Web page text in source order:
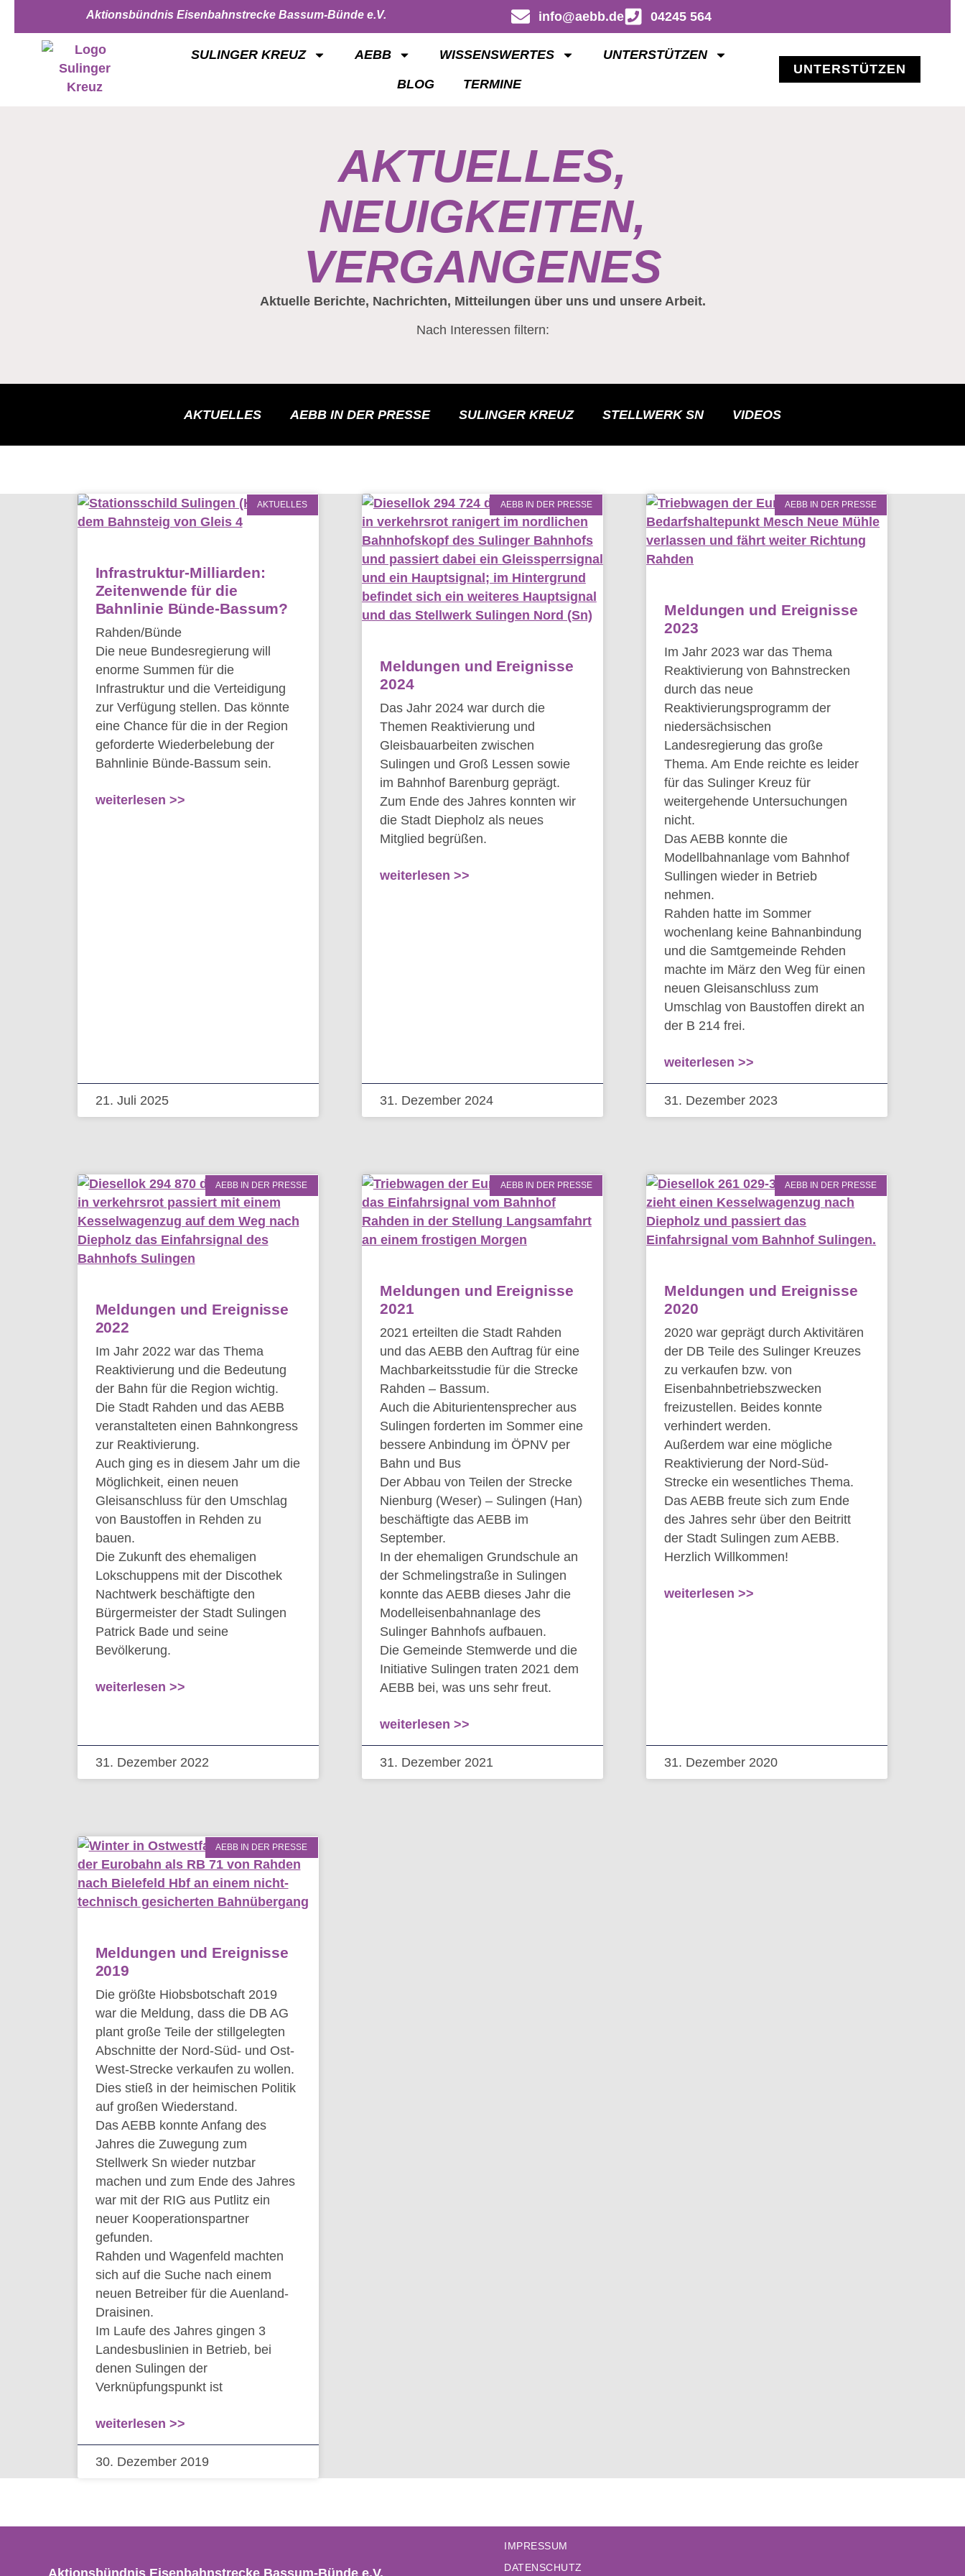
Aktionsbündnis Eisenbahnstrecke Bassum-Bünde e.V. info@aebb.de 04245 564
SULINGER KREUZ AEBB WISSENSWERTES UNTERSTÜTZEN
BLOG TERMINE
UNTERSTÜTZEN
AKTUELLES,
NEUIGKEITEN,
VERGANGENES
Aktuelle Berichte, Nachrichten, Mitteilungen über uns und unsere Arbeit.
Nach Interessen filtern:
AKTUELLES AEBB IN DER PRESSE SULINGER KREUZ STELLWERK SN VIDEOS
AKTUELLES
Infrastruktur-Milliarden:
Zeitenwende für die
Bahnlinie Bünde-Bassum?
Rahden/Bünde
Die neue Bundesregierung will
enorme Summen für die
Infrastruktur und die Verteidigung
zur Verfügung stellen. Das könnte
eine Chance für die in der Region
geforderte Wiederbelebung der
Bahnlinie Bünde-Bassum sein.
weiterlesen >>
21. Juli 2025
AEBB IN DER PRESSE
Meldungen und Ereignisse
2024
Das Jahr 2024 war durch die
Themen Reaktivierung und
Gleisbauarbeiten zwischen
Sulingen und Groß Lessen sowie
im Bahnhof Barenburg geprägt.
Zum Ende des Jahres konnten wir
die Stadt Diepholz als neues
Mitglied begrüßen.
weiterlesen >>
31. Dezember 2024
AEBB IN DER PRESSE
Meldungen und Ereignisse
2023
Im Jahr 2023 war das Thema
Reaktivierung von Bahnstrecken
durch das neue
Reaktivierungsprogramm der
niedersächsischen
Landesregierung das große
Thema. Am Ende reichte es leider
für das Sulinger Kreuz für
weitergehende Untersuchungen
nicht.
Das AEBB konnte die
Modellbahnanlage vom Bahnhof
Sullingen wieder in Betrieb
nehmen.
Rahden hatte im Sommer
wochenlang keine Bahnanbindung
und die Samtgemeinde Rehden
machte im März den Weg für einen
neuen Gleisanschluss zum
Umschlag von Baustoffen direkt an
der B 214 frei.
weiterlesen >>
31. Dezember 2023
AEBB IN DER PRESSE
Meldungen und Ereignisse
2022
Im Jahr 2022 war das Thema
Reaktivierung und die Bedeutung
der Bahn für die Region wichtig.
Die Stadt Rahden und das AEBB
veranstalteten einen Bahnkongress
zur Reaktivierung.
Auch ging es in diesem Jahr um die
Möglichkeit, einen neuen
Gleisanschluss für den Umschlag
von Baustoffen in Rehden zu
bauen.
Die Zukunft des ehemaligen
Lokschuppens mit der Discothek
Nachtwerk beschäftigte den
Bürgermeister der Stadt Sulingen
Patrick Bade und seine
Bevölkerung.
weiterlesen >>
31. Dezember 2022
AEBB IN DER PRESSE
Meldungen und Ereignisse
2021
2021 erteilten die Stadt Rahden
und das AEBB den Auftrag für eine
Machbarkeitsstudie für die Strecke
Rahden – Bassum.
Auch die Abiturientensprecher aus
Sulingen forderten im Sommer eine
bessere Anbindung im ÖPNV per
Bahn und Bus
Der Abbau von Teilen der Strecke
Nienburg (Weser) – Sulingen (Han)
beschäftigte das AEBB im
September.
In der ehemaligen Grundschule an
der Schmelingstraße in Sulingen
konnte das AEBB dieses Jahr die
Modelleisenbahnanlage des
Sulinger Bahnhofs aufbauen.
Die Gemeinde Stemwerde und die
Initiative Sulingen traten 2021 dem
AEBB bei, was uns sehr freut.
weiterlesen >>
31. Dezember 2021
AEBB IN DER PRESSE
Meldungen und Ereignisse
2020
2020 war geprägt durch Aktivitären
der DB Teile des Sulinger Kreuzes
zu verkaufen bzw. von
Eisenbahnbetriebszwecken
freizustellen. Beides konnte
verhindert werden.
Außerdem war eine mögliche
Reaktivierung der Nord-Süd-
Strecke ein wesentliches Thema.
Das AEBB freute sich zum Ende
des Jahres sehr über den Beitritt
der Stadt Sulingen zum AEBB.
Herzlich Willkommen!
weiterlesen >>
31. Dezember 2020
AEBB IN DER PRESSE
Meldungen und Ereignisse
2019
Die größte Hiobsbotschaft 2019
war die Meldung, dass die DB AG
plant große Teile der stillgelegten
Abschnitte der Nord-Süd- und Ost-
West-Strecke verkaufen zu wollen.
Dies stieß in der heimischen Politik
auf großen Wiederstand.
Das AEBB konnte Anfang des
Jahres die Zuwegung zum
Stellwerk Sn wieder nutzbar
machen und zum Ende des Jahres
war mit der RIG aus Putlitz ein
neuer Kooperationspartner
gefunden.
Rahden und Wagenfeld machten
sich auf die Suche nach einem
neuen Betreiber für die Auenland-
Draisinen.
Im Laufe des Jahres gingen 3
Landesbuslinien in Betrieb, bei
denen Sulingen der
Verknüpfungspunkt ist
weiterlesen >>
30. Dezember 2019
IMPRESSUM
DATENSCHUTZ